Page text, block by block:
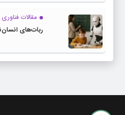
مقالات فناوری
ربات‌های